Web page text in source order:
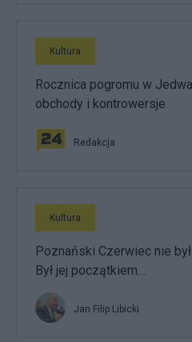
Kultura
Rocznica pogromu w
obchody i kontrowersje
Redakcja
Kultura
Poznański Czerwiec nie
Był jej początkiem…
Jan Filip Libicki